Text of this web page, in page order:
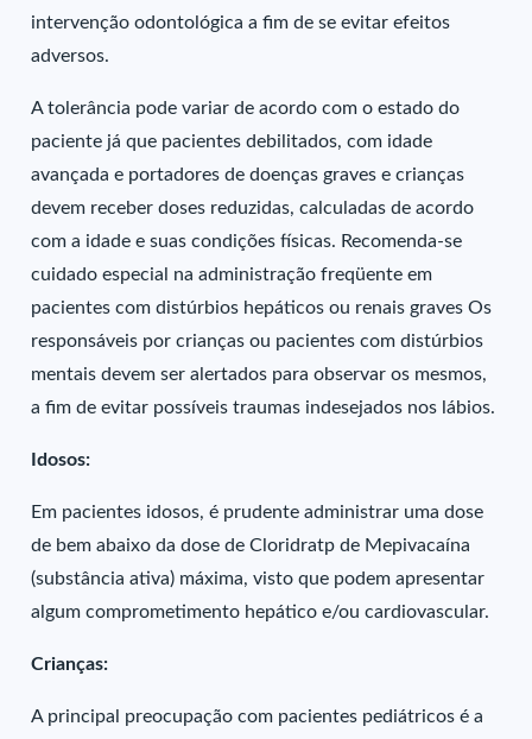
intervenção odontológica a fim de se evitar efeitos
adversos.
A tolerância pode variar de acordo com o estado do
paciente já que pacientes debilitados, com idade
avançada e portadores de doenças graves e crianças
devem receber doses reduzidas, calculadas de acordo
com a idade e suas condições físicas. Recomenda-se
cuidado especial na administração freqüente em
pacientes com distúrbios hepáticos ou renais graves Os
responsáveis por crianças ou pacientes com distúrbios
mentais devem ser alertados para observar os mesmos,
a fim de evitar possíveis traumas indesejados nos lábios.
Idosos:
Em pacientes idosos, é prudente administrar uma dose
de bem abaixo da dose de Cloridratp de Mepivacaína
(substância ativa) máxima, visto que podem apresentar
algum comprometimento hepático e/ou cardiovascular.
Crianças:
A principal preocupação com pacientes pediátricos é a